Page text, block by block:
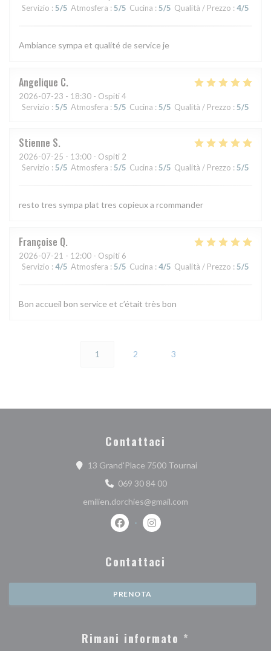
Servizio : 5/5 Atmosfera : 5/5 Cucina : 5/5 Qualità / Prezzo : 4/5
Ambiance sympa et qualité de service je
Angelique C
2026-07-23 - 18:30 - Ospiti 4
Servizio : 5/5 Atmosfera : 5/5 Cucina : 5/5 Qualità / Prezzo : 5/5
Stienne S
2026-07-25 - 13:00 - Ospiti 2
Servizio : 5/5 Atmosfera : 5/5 Cucina : 5/5 Qualità / Prezzo : 5/5
resto tres sympa plat tres copieux a rcommander
Françoise Q
2026-07-21 - 12:00 - Ospiti 6
Servizio : 4/5 Atmosfera : 5/5 Cucina : 4/5 Qualità / Prezzo : 5/5
Bon accueil bon service et c’était très bon
1 2 3
Contattaci
13 Grand'Place 7500 Tournai((apre una nuova
069 30 84 00
emilien.dorchies@gmail.com
Facebook ((apre una nuova finestra))
Instagram ((apre una nuova
Contattaci
PRENOTA
Rimani informato *